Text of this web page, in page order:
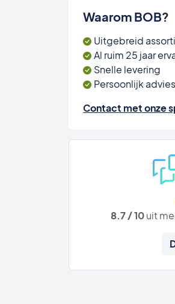
Waarom BOB?
Uitgebreid
Al ruim 25 jaar
Snelle levering
Persoonlijk advies
Contact met onze
8.7 / 10uit